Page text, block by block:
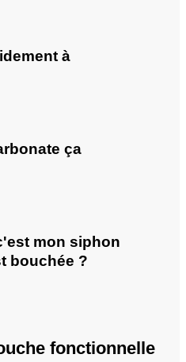
à
ça
mon siphon
bouchée ?
fonctionnelle